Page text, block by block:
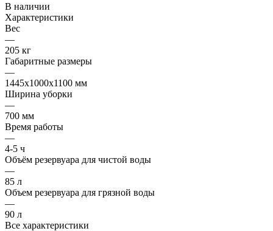
В наличии
Характеристики
Вес
—
205 кг
Габаритные размеры
—
1445x1000x1100 мм
Ширина уборки
—
700 мм
Время работы
—
4-5 ч
Объём резервуара для чистой воды
—
85 л
Объем резервуара для грязной воды
—
90 л
Все характеристики